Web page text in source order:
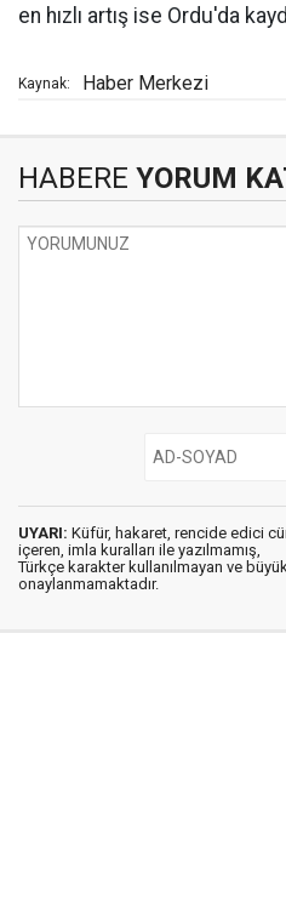
en hızlı artış ise Ordu'da
Kaynak: Haber Merkezi
HABERE YORUM
UYARI: Küfür, hakaret, rencide edici
içeren, imla kuralları ile yazılmamış,
Türkçe karakter kullanılmayan ve
onaylanmamaktadır.